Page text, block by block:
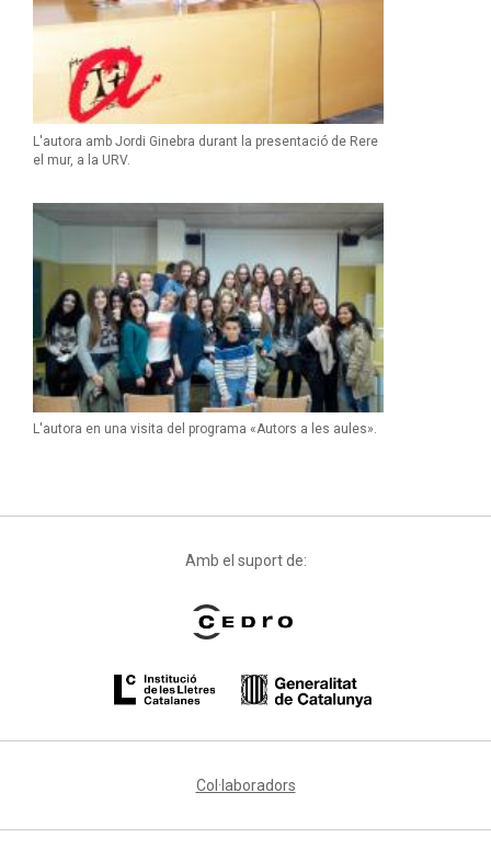
L'autora amb Jordi Ginebra durant la presentació de Rere
el mur, a la URV.
L'autora en una visita del programa «Autors a les aules».
Amb el suport de:
Col·laboradors